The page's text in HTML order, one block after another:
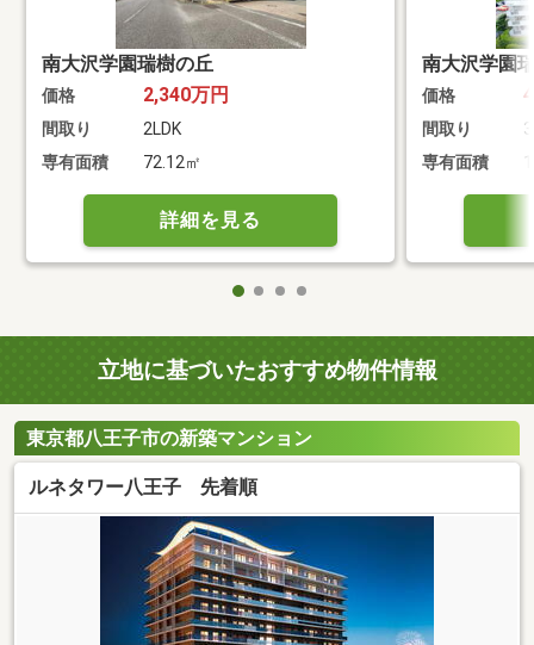
南大沢学園瑞樹の丘
価格 2,340万円
間取り
2LDK
専有面積
72.12㎡
詳細を見る
南大沢学園
価格
間取り
専有面積
立地に基づいたおすすめ物件情報
東京都八王子市の新築マンション
ルネタワー八王子 先着順